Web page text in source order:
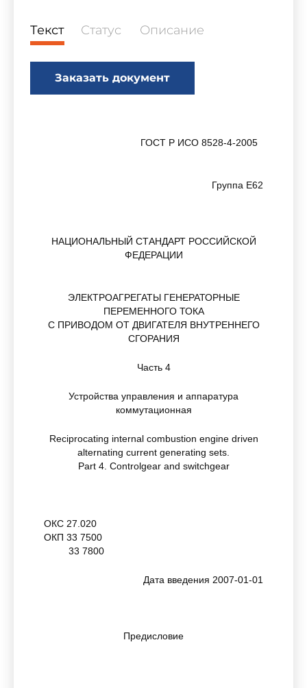
Текст Статус Описание
Заказать документ
ГОСТ Р ИСО 8528-4-2005
Группа Е62
НАЦИОНАЛЬНЫЙ СТАНДАРТ РОССИЙСКОЙ
ФЕДЕРАЦИИ
ЭЛЕКТРОАГРЕГАТЫ ГЕНЕРАТОРНЫЕ
ПЕРЕМЕННОГО ТОКА
С ПРИВОДОМ ОТ ДВИГАТЕЛЯ ВНУТРЕННЕГО
СГОРАНИЯ
Часть 4
Устройства управления и аппаратура
коммутационная
Reciprocating internal combustion engine driven
alternating current generating sets.
Part 4. Controlgear and switchgear
ОКС 27.020
ОКП 33 7500
33 7800
Дата введения 2007-01-01
Предисловие